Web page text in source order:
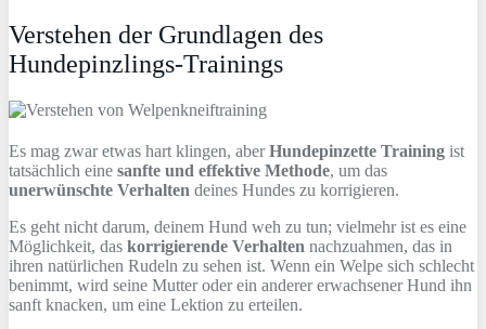
Verstehen der Grundlagen des
Hundepinzlings-Trainings
Es mag zwar etwas hart klingen, aberHundepinzette Training ist
tatsächlich eine sanfte und effektive Methode, um das
unerwünschte Verhalten deines Hundes zu korrigieren.
Es geht nicht darum, deinem Hund weh zu tun; vielmehr ist es eine
Möglichkeit, das korrigierende Verhalten nachzuahmen, das in
ihren natürlichen Rudeln zu sehen ist. Wenn ein Welpe sich schlecht
benimmt, wird seine Mutter oder ein anderer erwachsener Hund ihn
sanft knacken, um eine Lektion zu erteilen.